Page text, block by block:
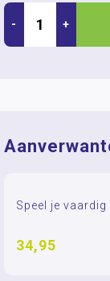
- +
Speel je
34,95